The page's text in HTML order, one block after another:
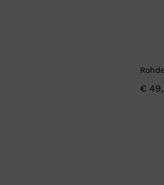
€